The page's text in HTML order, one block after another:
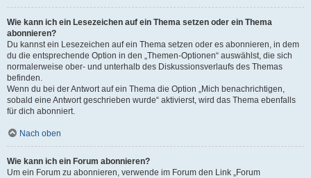
Wie kann ich ein Lesezeichen auf ein Thema setzen oder ein Thema
abonnieren?
Du kannst ein Lesezeichen auf ein Thema setzen oder es abonnieren, in dem
du die entsprechende Option in den „Themen-Optionen“ auswählst, die sich
normalerweise ober- und unterhalb des Diskussionsverlaufs des Themas
befinden.
Wenn du bei der Antwort auf ein Thema die Option „Mich benachrichtigen,
sobald eine Antwort geschrieben wurde“ aktivierst, wird das Thema ebenfalls
für dich abonniert.
Nach oben
Wie kann ich ein Forum abonnieren?
Um ein Forum zu abonnieren, verwende im Forum den Link „Forum